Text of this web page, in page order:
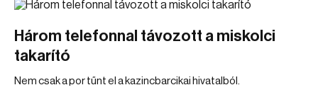
Három telefonnal távozott a miskolci
takarító
Nem csak a por tűnt el a kazincbarcikai hivatalból.